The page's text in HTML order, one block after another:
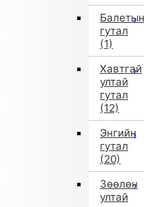
Балетын
гутал
(1)
Хавтгай
ултай
гутал
(12)
Энгийн
гутал
(20)
Зөөлөн
ултай